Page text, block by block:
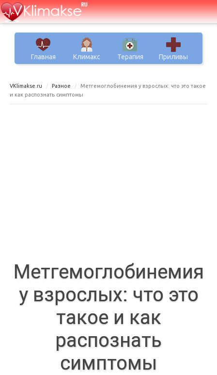
Главная Климакс Терапия Приливы
VKlimakse.ru Разное
Метгемоглобинемия у взрослых: что это такое
и как распознать симптомы
Метгемоглобинемия
у взрослых: что это
такое и как
распознать
симптомы